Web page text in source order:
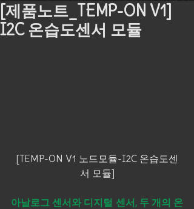
[제품노트_TEMP-ON V1]
I2C 온습도센서 모듈
[TEMP-ON V1 노드모듈-I2C 온습도센
서 모듈]
아날로그 센서와 디지털 센서, 두 개의 온